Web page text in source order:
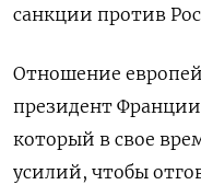
санкции против
Отношение
президент
который в свое
усилий, чтобы